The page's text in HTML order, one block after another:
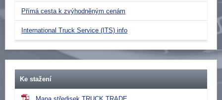
Přímá cesta k zvýhodněným cenám
International Truck Service (ITS) info
Ke stažení